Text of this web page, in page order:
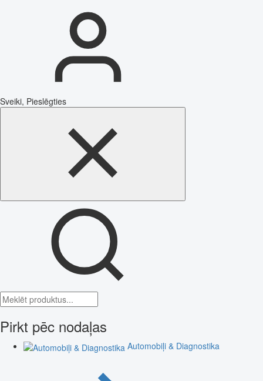
Sveiki, Pieslēgties
Pirkt pēc nodaļas
Automobiļi & Diagnostika